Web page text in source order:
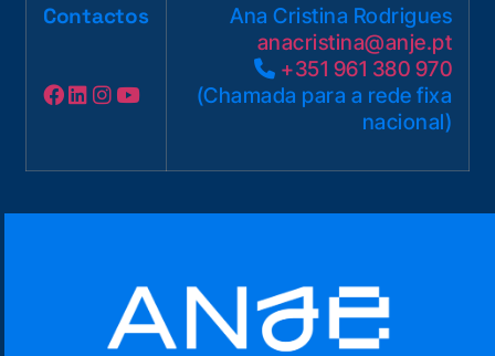
Contactos
Ana Cristina Rodrigues
anacristina@anje.pt
+351 961 380 970
(Chamada para a rede fixa
nacional)